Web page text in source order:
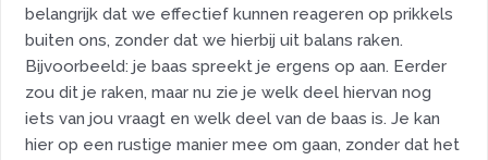
belangrijk dat we effectief kunnen reageren op prikkels
buiten ons, zonder dat we hierbij uit balans raken.
Bijvoorbeeld: je baas spreekt je ergens op aan. Eerder
zou dit je raken, maar nu zie je welk deel hiervan nog
iets van jou vraagt en welk deel van de baas is. Je kan
hier op een rustige manier mee om gaan, zonder dat het